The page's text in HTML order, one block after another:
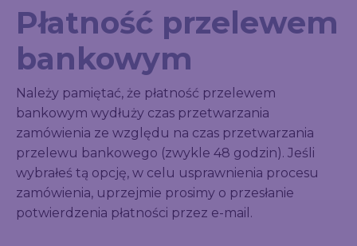
Płatność przelewem
bankowym
Należy pamiętać, że płatność przelewem
bankowym wydłuży czas przetwarzania
zamówienia ze względu na czas przetwarzania
przelewu bankowego (zwykle 48 godzin). Jeśli
wybrałeś tą opcję, w celu usprawnienia procesu
zamówienia, uprzejmie prosimy o przesłanie
potwierdzenia płatności przez e-mail.